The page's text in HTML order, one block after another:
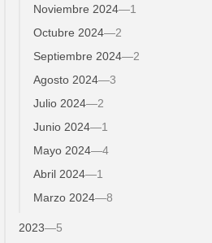
Noviembre 2024—1
Octubre 2024—2
Septiembre 2024—2
Agosto 2024—3
Julio 2024—2
Junio 2024—1
Mayo 2024—4
Abril 2024—1
Marzo 2024—8
2023—5